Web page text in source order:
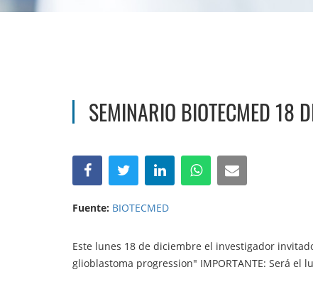
SEMINARIO BIOTECMED 18
Fuente: BIOTECMED
Este lunes 18 de diciembre el investigador
glioblastoma progression" IMPORTANTE: Será el